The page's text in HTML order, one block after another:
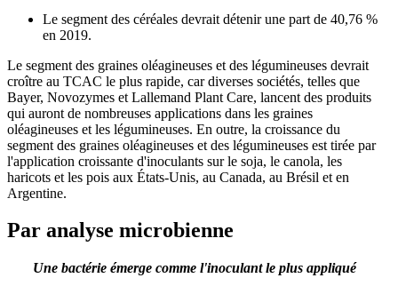
Le segment des céréales devrait détenir une part de 40,76 %
en 2019.
Le segment des graines oléagineuses et des légumineuses devrait
croître au TCAC le plus rapide, car diverses sociétés, telles que
Bayer, Novozymes et Lallemand Plant Care, lancent des produits
qui auront de nombreuses applications dans les graines
oléagineuses et les légumineuses. En outre, la croissance du
segment des graines oléagineuses et des légumineuses est tirée par
l'application croissante d'inoculants sur le soja, le canola, les
haricots et les pois aux États-Unis, au Canada, au Brésil et en
Argentine.
Par analyse microbienne
Une bactérie émerge comme l'inoculant le plus appliqué